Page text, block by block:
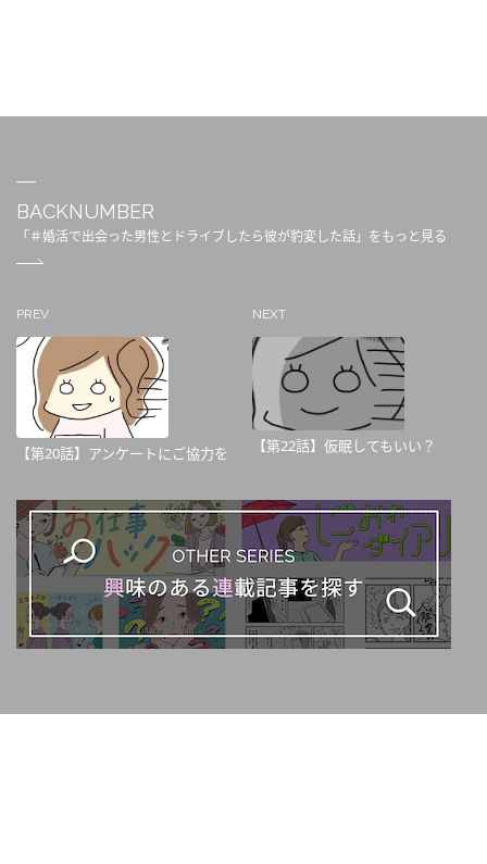
BACKNUMBER
「＃婚活で出会った男性とドライブしたら彼が豹変した話」をもっと見る
PREV
【第20話】アンケートにご協力を
NEXT
【第22話】仮眠してもいい？